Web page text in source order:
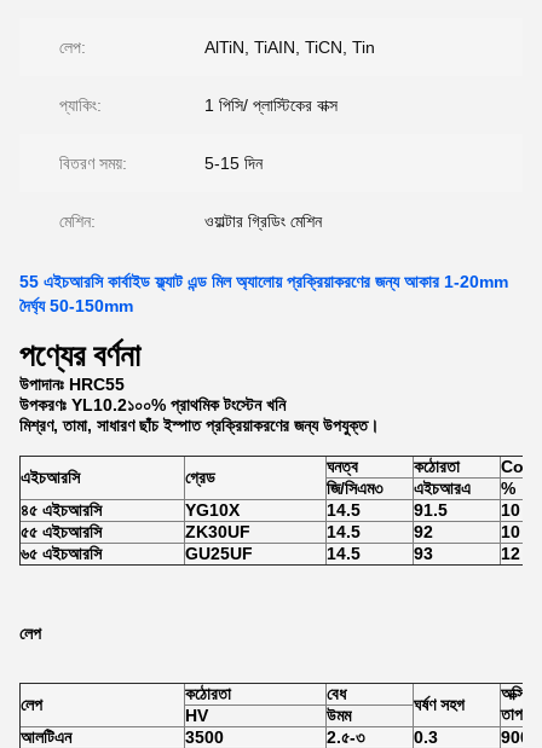
লেপ: AlTiN, TiAIN, TiCN, Tin
প্যাকিং: 1 পিসি/ প্লাস্টিকের বাক্স
বিতরণ সময়: 5-15 দিন
মেশিন: ওয়াল্টার গ্রিডিং মেশিন
55 এইচআরসি কার্বাইড ফ্ল্যাট এন্ড মিল অ্যালোয় প্রক্রিয়াকরণের জন্য আকার 1-20mm
দৈর্ঘ্য 50-150mm
পণ্যের বর্ণনা
উপাদানঃ HRC55
উপকরণঃ YL10.2১০০% প্রাথমিক টংস্টেন খনি
মিশ্রণ, তামা, সাধারণ ছাঁচ ইস্পাত প্রক্রিয়াকরণের জন্য উপযুক্ত।
এইচআরসি গ্রেড
ঘনত্ব কঠোরতা
Co
জি/সিএম৩
এইচআরএ
%
৪৫ এইচআরসি
YG10X 14.5 91.5
10
৫৫ এইচআরসি
ZK30UF 14.5 92
10
৬৫ এইচআরসি
GU25UF 14.5 93 12
লেপ
লেপ
কঠোরতা বেধ
ঘর্ষণ সহগ
HV
উমম
আলটিএন
3500 2.৫-৩ 0.3
900